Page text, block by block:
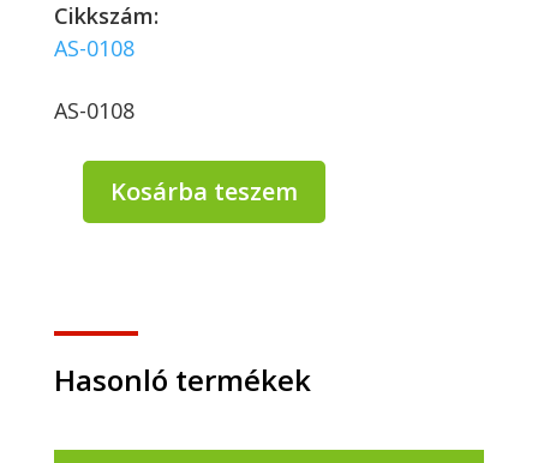
Cikkszám:
AS-0108
AS-0108
Hagner
ml
(100%
újrahasznosítható)
100
Kosárba teszem
Hasonló termékek